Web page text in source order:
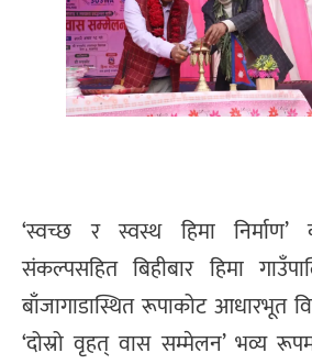
‘स्वच्छ र स्वस्थ हिमा
संकल्पसहित बिहीबार हिमा
बाँजागाडास्थित रूपाकोट आधारभूत
‘दोस्रो वृहत् वास सम्मेलन’ भव्य